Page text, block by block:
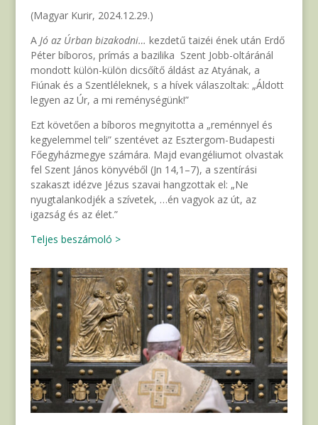
(Magyar Kurir, 2024.12.29.)
A Jó az Úrban bizakodni… kezdetű taizéi ének után Erdő
Péter bíboros, prímás a bazilika Szent Jobb-oltáránál
mondott külön-külön dicsőítő áldást az Atyának, a
Fiúnak és a Szentléleknek, s a hívek válaszoltak: „Áldott
legyen az Úr, a mi reménységünk!”
Ezt követően a bíboros megnyitotta a „reménnyel és
kegyelemmel teli” szentévet az Esztergom-Budapesti
Főegyházmegye számára. Majd evangéliumot olvastak
fel Szent János könyvéből (Jn 14,1–7), a szentírási
szakaszt idézve Jézus szavai hangzottak el: „Ne
nyugtalankodjék a szívetek, …én vagyok az út, az
igazság és az élet.”
Teljes beszámoló >